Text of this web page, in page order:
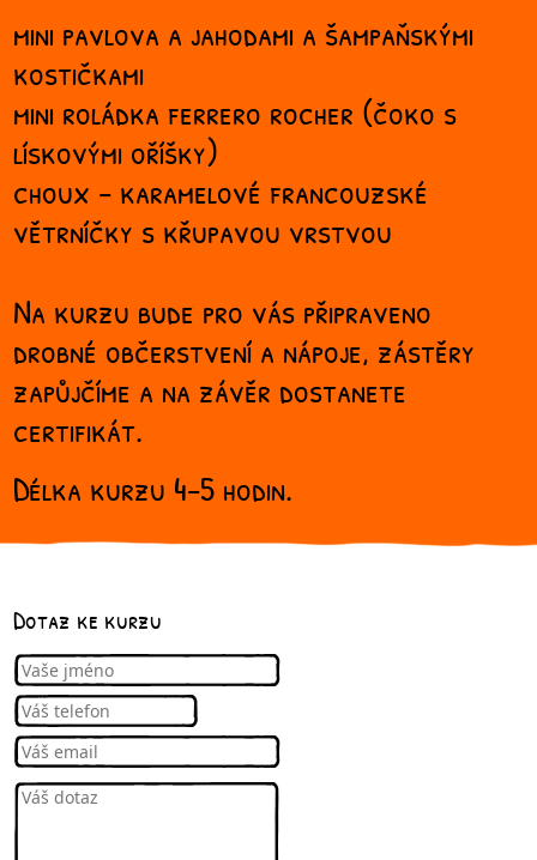
mini pavlova a jahodami a šampaňskými
kostičkami
mini roládka ferrero rocher (čoko s
lískovými oříšky)
choux - karamelové francouzské
větrníčky s křupavou vrstvou
Na kurzu bude pro vás připraveno
drobné občerstvení a nápoje, zástěry
zapůjčíme a na závěr dostanete
certifikát.
Délka kurzu 4-5 hodin.
Dotaz ke kurzu